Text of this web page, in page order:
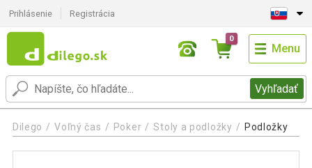
Prihlásenie Registrácia
Vyhľadať
0
Menu
Dilego Voľný čas Poker Stoly a podložky Podložky